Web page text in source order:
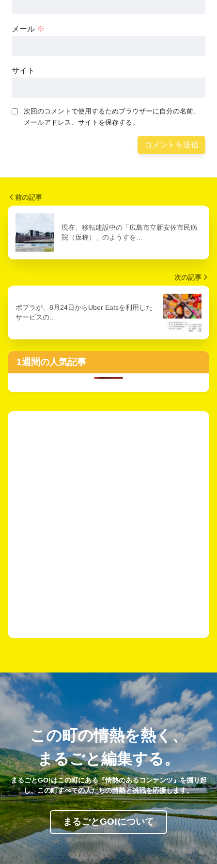
メール ※
サイト
次回のコメントで使用するためブラウザーに自分の名前、
メールアドレス、サイトを保存する。
前の記事
現在、移転建設中の「広島市立新安佐市民病
院（仮称）」のようすを…
次の記事
ポプラが、8月24日からUber Eatsを利用した
サービスの…
1週間の人気記事
この町の情熱を熱く、
まるごと編集する。
まるごとGO!はこの町にある『情熱のあるコンテンツ』を掘り起
し、この町すべての人たちの情熱と挑戦を応援します。
まるごとGO!について